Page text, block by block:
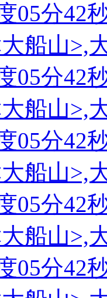
05分42
船山>,
05分42
船山>,
05分42
船山>,
05分42
船山>,
05分42